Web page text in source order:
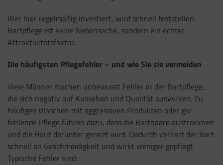
Wer hier regelmäßig investiert, wird schnell feststellen:
Bartpflege ist keine Nebensache, sondern ein echter
Attraktivitätsfaktor.
Die häufigsten Pflegefehler – und wie Sie sie vermeiden
Viele Männer machen unbewusst Fehler in der Bartpflege,
die sich negativ auf Aussehen und Qualität auswirken. Zu
häufiges Waschen mit aggressiven Produkten oder gar
fehlende Pflege führen dazu, dass die Barthaare austrocknen
und die Haut darunter gereizt wird. Dadurch verliert der Bart
schnell an Geschmeidigkeit und wirkt weniger gepflegt.
Typische Fehler sind: